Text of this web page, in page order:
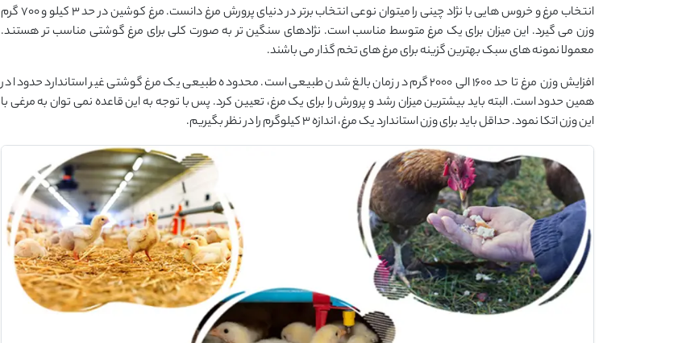
انتخاب مرغ و خروس هایی با نژاد چینی را میتوان نوعی انتخاب برتر در دنیای پرورش مرغ دانست. مرغ کوشین در حد 3 کیلو و 700 گرم
وزن می گیرد. این میزان برای یک مرغ متوسط مناسب است. نژادهای سنگین تر به صورت کلی برای مرغ گوشتی مناسب تر هستند.
معمولا نمونه های سبک بهترین گزینه برای مرغ های تخم گذار می باشند.
افزایش وزن مرغ تا حد 1600 الی 2000 گرم در زمان بالغ شدن طبیعی است. محدوده طبیعی یک مرغ گوشتی غیر استاندارد حدودا در
همین حدود است. البته باید بیشترین میزان رشد و پرورش را برای یک مرغ، تعیین کرد. پس با توجه به این قاعده نمی توان به مرغی با
این وزن اتکا نمود. حداقل باید برای وزن استاندارد یک مرغ، اندازه 3 کیلوگرم را در نظر بگیریم.